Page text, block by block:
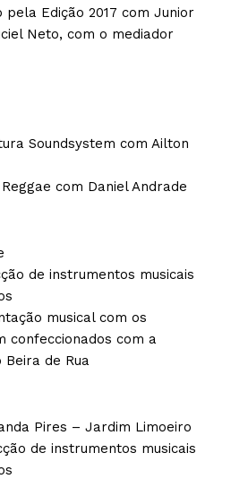
Edição 2017 com Junior
Neto, com o mediador
Soundsystem com Ailton
com Daniel Andrade
de instrumentos musicais
musical com os
confeccionados com a
de Rua
Pires – Jardim Limoeiro
de instrumentos musicais